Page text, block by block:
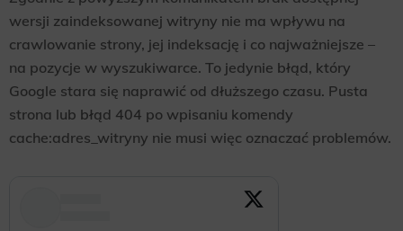
wersji zaindeksowanej witryny nie ma wpływu na
crawlowanie strony, jej indeksację i co najważniejsze –
na pozycje w wyszukiwarce. To jedynie błąd, który
Google stara się naprawić od dłuższego czasu. Pusta
strona lub błąd 404 po wpisaniu komendy
cache:adres_witryny nie musi więc oznaczać problemów.